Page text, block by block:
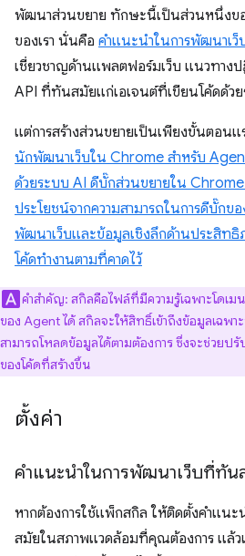
พัฒนาส่วนขยาย ทักษะนี้เป็นส่วนหนึ่งขอ
ของเรา นั่นคือ คำแนะนำในการพัฒนาเ
เชี่ยวชาญด้านแพลตฟอร์มเว็บ แนวทาง
API ที่ทันสมัยแก่เอเจนต์ที่เขียนโค้ดด้ว
แต่การสร้างส่วนขยายเป็นเพียงขั้นตอนแ
นักพัฒนาเว็บใน Chrome สำหรับ
ด้วยระบบ AI ดีบั๊กส่วนขยายใน Chrome
ประโยชน์จากความสามารถในการดีบั๊กข
พัฒนาเว็บและข้อมูลเชิงลึกด้านประสิท
โค้ดทำงานตามที่คาดไว้
คำสำคัญ: สกิลคือไฟล์ที่มีความรู้เฉพาะโดเ
ของ Agent ได้ สกิลจะให้สิทธิ์เข้าถึงข้อมูลเฉพ
สามารถโหลดข้อมูลได้ตามต้องการ ซึ่งจะช่วยป
ของโค้ดที่สร้างขึ้น
ตั้งค่า
คำแนะนำในการพัฒนาเว็บที่ทัน
หากต้องการใช้แพ็กสกิล ให้ติดตั้งคำแน
สมัยในสภาพแวดล้อมที่คุณต้องการ แล้ว